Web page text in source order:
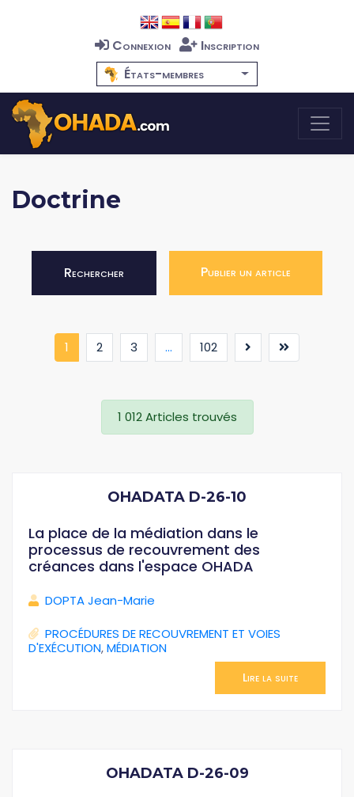
Connexion
Inscription
États-membres
Doctrine
Rechercher Publier un article
1 (current)
2 3 ... 102
1 012 Articles trouvés
OHADATA D-26-10
La place de la médiation dans le
processus de recouvrement des
créances dans l'espace OHADA
DOPTA Jean-Marie
PROCÉDURES DE RECOUVREMENT ET VOIES
D'EXÉCUTION,MÉDIATION
Lire la suite
OHADATA D-26-09